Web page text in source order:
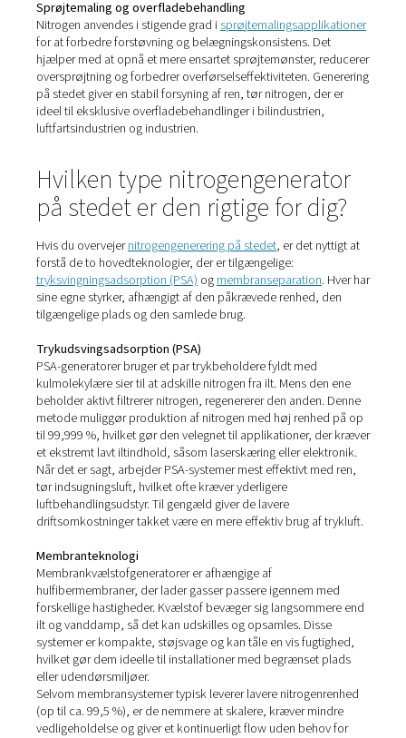
forhindre oxidering og opnå rene, præcise snit – især
stål og aluminium. Generering på stedet garanterer et
uafbrudt flow af nitrogen med høj renhed, hvilket
produktionsstop forårsaget af tomme cylindere eller
leveringer.
Bryggerier og ølproduktion
Nitrogen spiller en vigtig rolle i moderne brygning –
udluftning af tanke og tæpper under opbevaring, men
emballage, hvor det hjælper med at beskytte smag og
kulsyredannelse. Ved at generere nitrogen på stedet kan
bryggeriereliminere afhængigheden af leverancer og
ensartet gas af fødevarekvalitet til alle
Lægemidler og laboratorier
emballering, tæpper, tørring og analytiske instrumenter.
Produktion på stedet sikrer en konstant, pålidelig
opfylder strenge kvalitetskrav, samtidig med at
leveringsrelaterede sikkerhedsrisici reduceres.
Vinproduktion
Vinproducenterbruger nitrogen til tæppedannelse
fermentering, hyldebrug, aftapning og opbevaring –
at bevare aromaen og forhindre oxidering.
på stedet sikrer en kontinuerlig, skånsom forsyning af
beskytte vinens integritet, samtidig med at
afhængigheden af eksterne leverandører reduceres.
Sprøjtemaling og overfladebehandling
Nitrogen anvendes i stigende grad i
for at forbedre forstøvning og belægningskonsistens.
hjælper med at opnå et mere ensartet sprøjtemønster,
oversprøjtning og forbedrer overførselseffektiviteten.